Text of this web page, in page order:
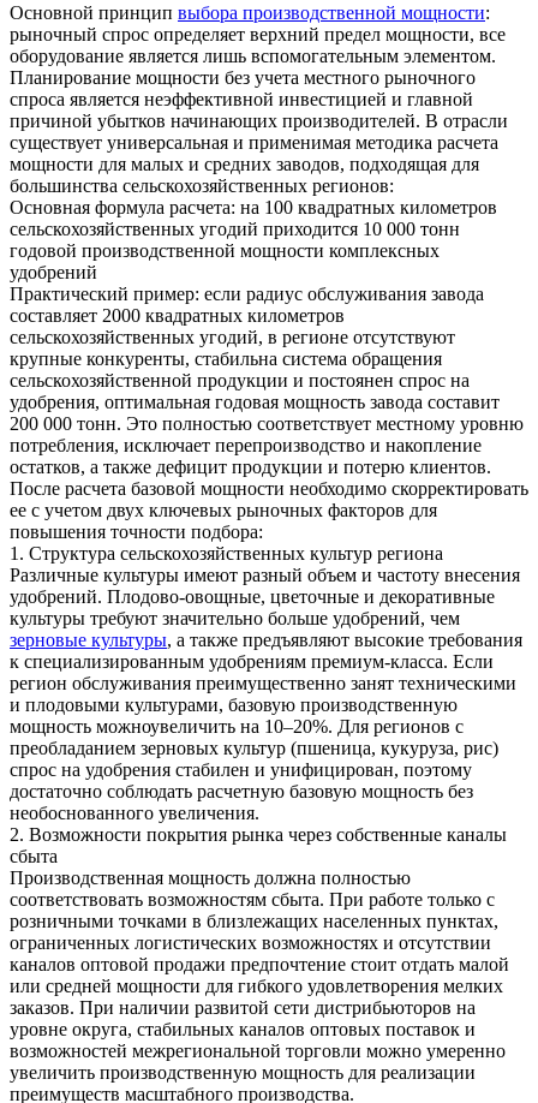
Основной принцип выбора производственной мощности:
рыночный спрос определяет верхний предел мощности, все
оборудование является лишь вспомогательным элементом.
Планирование мощности без учета местного рыночного
спроса является неэффективной инвестицией и главной
причиной убытков начинающих производителей. В отрасли
существует универсальная и применимая методика расчета
мощности для малых и средних заводов, подходящая для
большинства сельскохозяйственных регионов:
Основная формула расчета: на 100 квадратных километров
сельскохозяйственных угодий приходится 10 000 тонн
годовой производственной мощности комплексных
удобрений
Практический пример: если радиус обслуживания завода
составляет 2000 квадратных километров
сельскохозяйственных угодий, в регионе отсутствуют
крупные конкуренты, стабильна система обращения
сельскохозяйственной продукции и постоянен спрос на
удобрения, оптимальная годовая мощность завода составит
200 000 тонн. Это полностью соответствует местному уровню
потребления, исключает перепроизводство и накопление
остатков, а также дефицит продукции и потерю клиентов.
После расчета базовой мощности необходимо скорректировать
ее с учетом двух ключевых рыночных факторов для
повышения точности подбора:
1. Структура сельскохозяйственных культур региона
Различные культуры имеют разный объем и частоту внесения
удобрений. Плодово-овощные, цветочные и декоративные
культуры требуют значительно больше удобрений, чем
зерновые культуры, а также предъявляют высокие требования
к специализированным удобрениям премиум-класса. Если
регион обслуживания преимущественно занят техническими
и плодовыми культурами, базовую производственную
мощность можноувеличить на 10–20%. Для регионов с
преобладанием зерновых культур (пшеница, кукуруза, рис)
спрос на удобрения стабилен и унифицирован, поэтому
достаточно соблюдать расчетную базовую мощность без
необоснованного увеличения.
2. Возможности покрытия рынка через собственные каналы
сбыта
Производственная мощность должна полностью
соответствовать возможностям сбыта. При работе только с
розничными точками в близлежащих населенных пунктах,
ограниченных логистических возможностях и отсутствии
каналов оптовой продажи предпочтение стоит отдать малой
или средней мощности для гибкого удовлетворения мелких
заказов. При наличии развитой сети дистрибьюторов на
уровне округа, стабильных каналов оптовых поставок и
возможностей межрегиональной торговли можно умеренно
увеличить производственную мощность для реализации
преимуществ масштабного производства.